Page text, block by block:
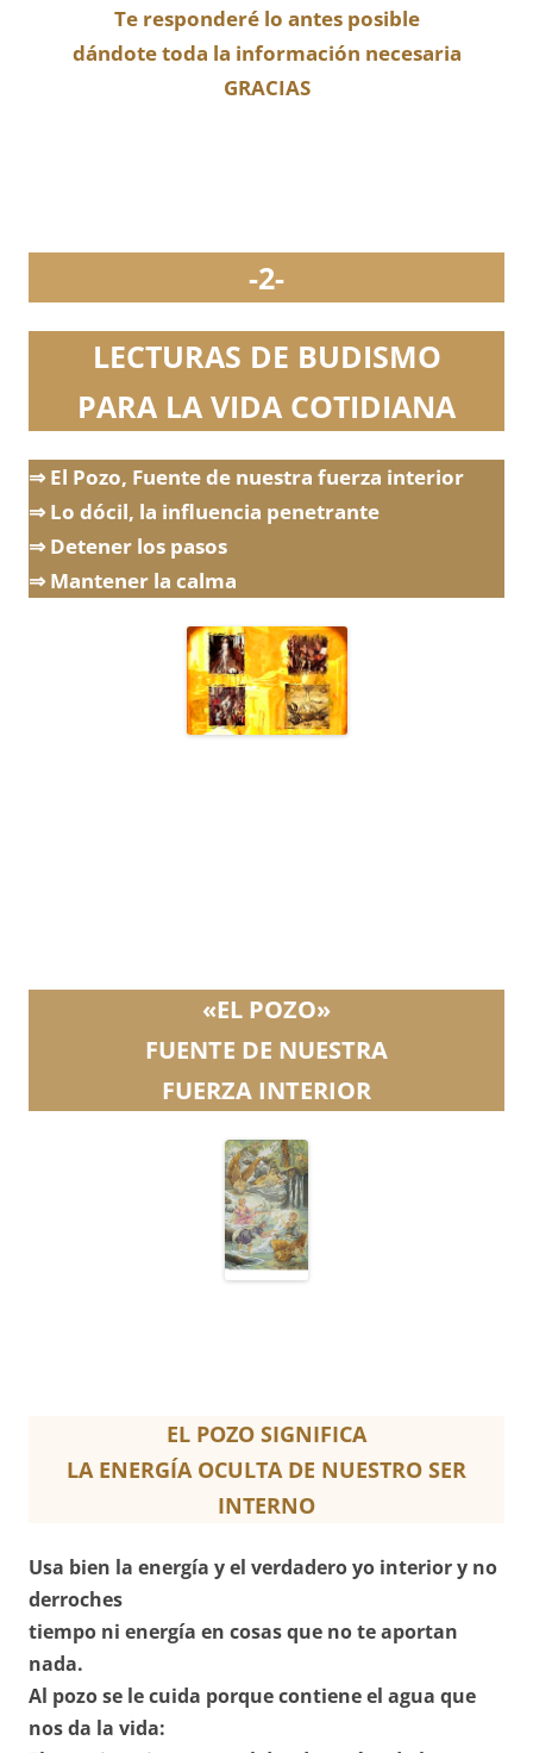
Te responderé lo antes posible
dándote toda la información necesaria
GRACIAS
-2-
LECTURAS DE BUDISMO
PARA LA VIDA COTIDIANA
⇒ El Pozo, Fuente de nuestra fuerza interior
⇒ Lo dócil, la influencia penetrante
⇒ Detener los pasos
⇒ Mantener la calma
«EL POZO»
FUENTE DE NUESTRA
FUERZA INTERIOR
EL POZO SIGNIFICA
LA ENERGÍA OCULTA DE NUESTRO SER
INTERNO
Usa bien la energía y el verdadero yo interior y no
derroches
tiempo ni energía en cosas que no te aportan
nada.
Al pozo se le cuida porque contiene el agua que
nos da la vida: